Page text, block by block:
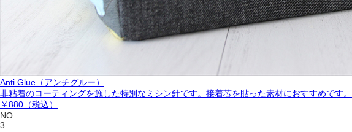
Anti Glue（アンチグルー）
非粘着のコーティングを施した特別なミシン針です。接着芯を貼った素材におすすめです。
￥880 （税込）
NO
3